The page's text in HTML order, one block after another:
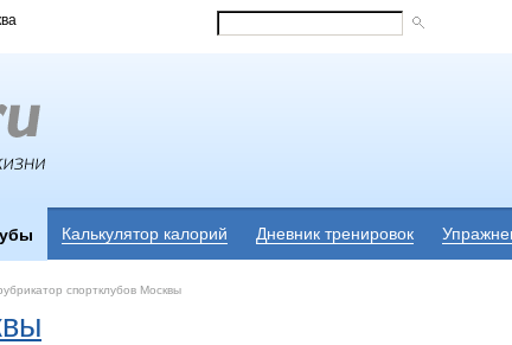
Калькулятор калорий Дневник тренировок
спортклубов Москвы